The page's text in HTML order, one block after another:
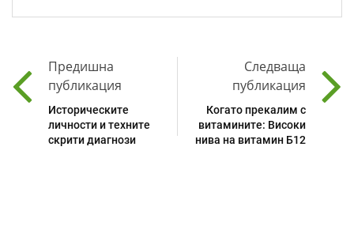
Предишна
публикация
Историческите
личности и техните
скрити диагнози
Следваща
публикация
Когато прекалим с
витамините: Високи
нива на витамин Б12